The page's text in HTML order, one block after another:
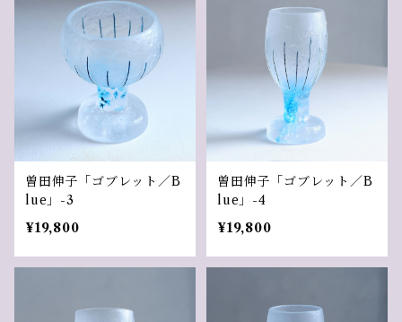
曽田伸子「ゴブレット／B
lue」-3
¥19,800
曽田伸子「ゴブレット／B
lue」-4
¥19,800